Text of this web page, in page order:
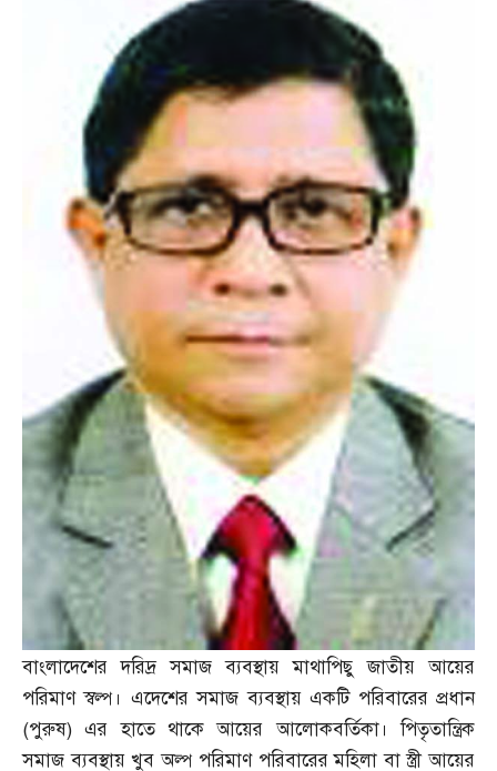
বাংলাদেশের দরিদ্র সমাজ ব্যবস্থায় মাথাপিছু জাতীয় আয়ের
পরিমাণ স্বল্প। এদেশের সমাজ ব্যবস্থায় একটি পরিবারের প্রধান
(পুরুষ)এর হাতে থাকে আয়ের আলোকবর্তিকা। পিতৃতান্ত্রিক
সমাজ ব্যবস্থায় খুব অল্প পরিমাণ পরিবারের মহিলা বা স্ত্রী আয়ের